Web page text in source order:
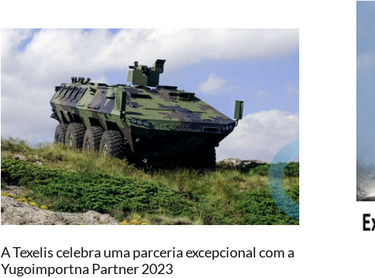
A Texelis celebra uma parceria excepcional com a
Yugoimportna Partner 2023